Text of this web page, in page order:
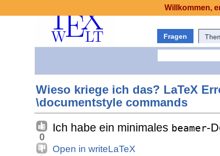
Fragen
Wieso kriege ich das? LaTeX
\documentstyle commands
0
Ich habe ein minimales beamer-
Open in writeLaTeX
Willkommen,